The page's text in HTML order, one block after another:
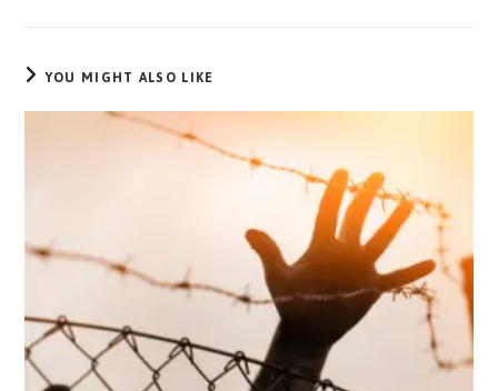
YOU MIGHT ALSO LIKE